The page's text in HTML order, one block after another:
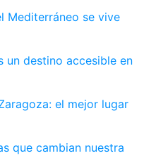
Mediterráneo se vive
un destino accesible en
el mejor lugar
que cambian nuestra